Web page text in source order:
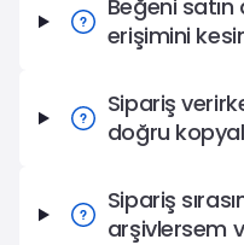
Beğeni
erişimini
Sipariş
doğru
Sipariş
arşivlersem